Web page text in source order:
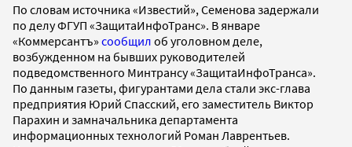
По словам источника «Известий», Семенова задержали
по делу ФГУП «ЗащитаИнфоТранс». В январе
«Коммерсантъ» сообщил об уголовном деле,
возбужденном на бывших руководителей
подведомственного Минтрансу «ЗащитаИнфоТранса».
По данным газеты, фигурантами дела стали экс-глава
предприятия Юрий Спасский, его заместитель Виктор
Парахин и замначальника департамента
информационных технологий Роман Лаврентьев.